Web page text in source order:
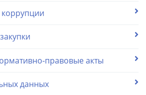
правовые акты
данных